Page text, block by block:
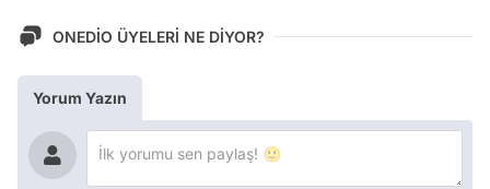
ONEDİO ÜYELERİ NE DİYOR?
Yorum Yazın